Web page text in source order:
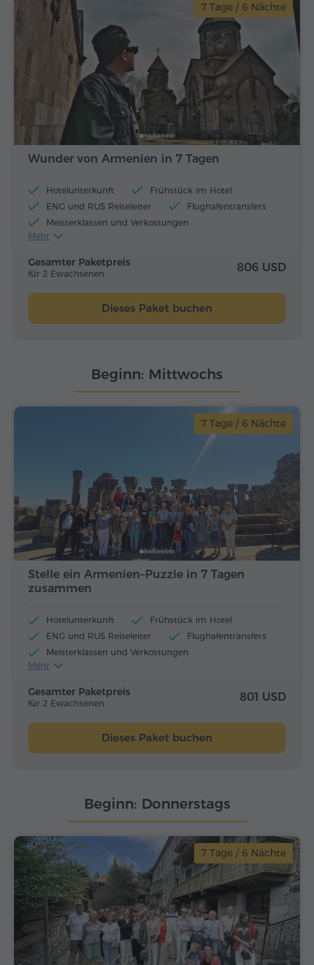
7 Tage / 6 Nächte
Wunder von Armenien in 7 Tagen
Hotelunterkunft
Frühstück im Hotel
ENG und RUS Reiseleiter
Flughafentransfers
Meisterklassen und Verkostungen
Flugtickets
Mehr
Gesamter Paketpreis
für 2 Ewachsenen 806 USD
Dieses Paket buchen
Beginn: Mittwochs
7 Tage / 6 Nächte
Stelle ein Armenien–Puzzle in 7 Tagen
zusammen
Hotelunterkunft
Frühstück im Hotel
ENG und RUS Reiseleiter
Flughafentransfers
Meisterklassen und Verkostungen
Flugtickets
Mehr
Gesamter Paketpreis
für 2 Ewachsenen 801 USD
Dieses Paket buchen
Beginn: Donnerstags
7 Tage / 6 Nächte